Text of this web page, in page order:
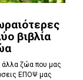
βιβλία
άλλα ζώα που μας
ΕΠΟΨ μας